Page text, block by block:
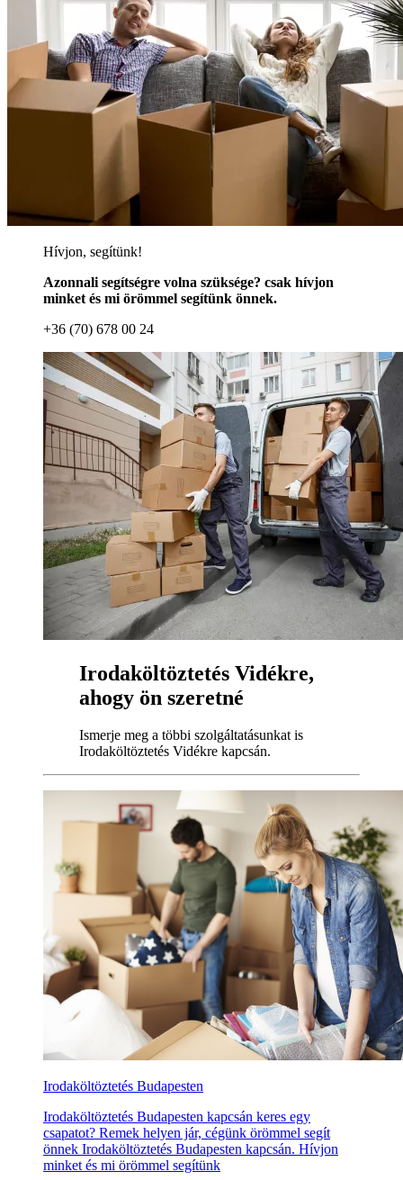
Hívjon, segítünk!
Azonnali segítségre volna szüksége? csak hívjon
minket és mi örömmel segítünk önnek.
+36 (70) 678 00 24
Irodaköltöztetés Vidékre,
ahogy ön szeretné
Ismerje meg a többi szolgáltatásunkat is
Irodaköltöztetés Vidékre kapcsán.
Irodaköltöztetés Budapesten
Irodaköltöztetés Budapesten kapcsán keres egy
csapatot? Remek helyen jár, cégünk örömmel segít
önnek Irodaköltöztetés Budapesten kapcsán. Hívjon
minket és mi örömmel segítünk